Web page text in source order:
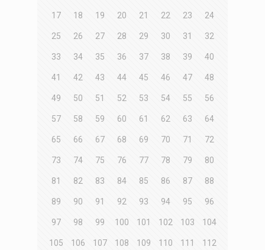
17 18 19 20 21 22 23 24
25 26 27 28 29 30 31 32
33 34 35 36 37 38 39 40
41 42 43 44 45 46 47 48
49 50 51 52 53 54 55 56
57 58 59 60 61 62 63 64
65 66 67 68 69 70 71 72
73 74 75 76 77 78 79 80
81 82 83 84 85 86 87 88
89 90 91 92 93 94 95 96
97 98 99 100 101 102 103 104
105 106 107 108 109 110 111 112